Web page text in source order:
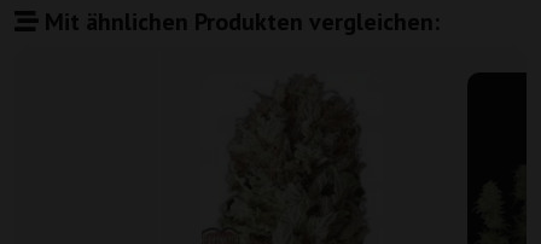
Mit ähnlichen Produkten vergleichen: